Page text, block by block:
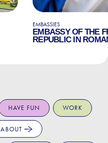
EMBASSIES
EMBASSY OF THE
REPUBLIC IN
HAVE FUN WORK
ABOUT